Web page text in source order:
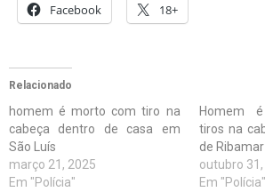
Facebook 18+
Relacionado
homem é morto com tiro na
cabeça dentro de casa em
São Luís
março 21, 2025
Em "Polícia"
Homem
tiros na
de Ribamar
outubro
Em "Polícia"